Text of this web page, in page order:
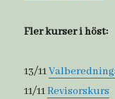
Fler kurser i höst:
13/11
11/11Revisorskurs